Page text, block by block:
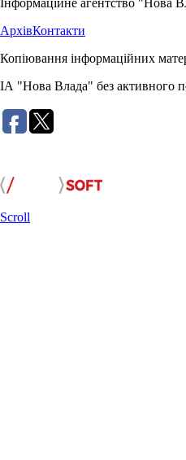
АрхівКонтакти
Копіювання інформаційних
ІА "Нова Влада" без активного
Scroll